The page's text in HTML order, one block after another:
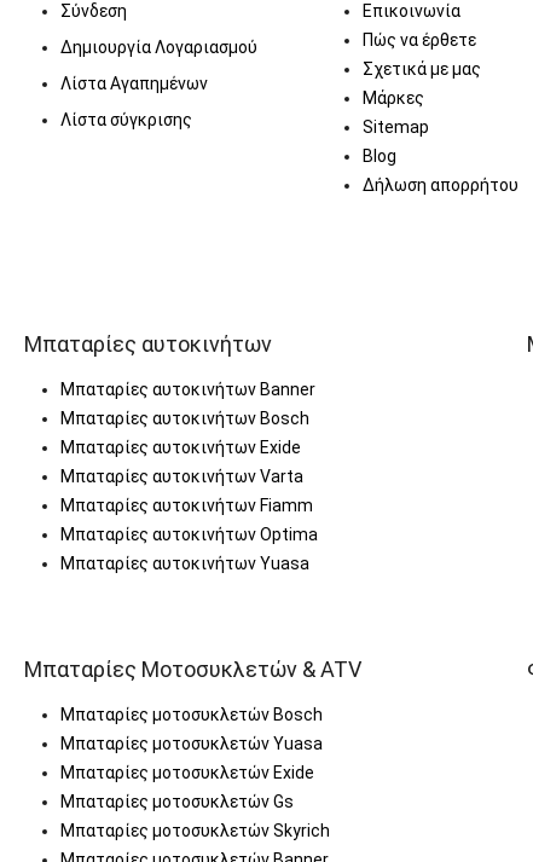
Σύνδεση
Δημιουργία Λογαριασμού
Λίστα Αγαπημένων
Λίστα σύγκρισης
Επικοινωνία
Πώς να έρθετε
Σχετικά με μας
Μάρκες
Sitemap
Blog
Δήλωση απορρήτου
Μπαταρίες αυτοκινήτων
Μπαταρίες αυτοκινήτων Banner
Μπαταρίες αυτοκινήτων Bosch
Μπαταρίες αυτοκινήτων Exide
Μπαταρίες αυτοκινήτων Varta
Μπαταρίες αυτοκινήτων Fiamm
Μπαταρίες αυτοκινήτων Optima
Μπαταρίες αυτοκινήτων Yuasa
Μπαταρίες Μοτοσυκλετών & ATV
Μπαταρίες μοτοσυκλετών Bosch
Μπαταρίες μοτοσυκλετών Yuasa
Μπαταρίες μοτοσυκλετών Exide
Μπαταρίες μοτοσυκλετών Gs
Μπαταρίες μοτοσυκλετών Skyrich